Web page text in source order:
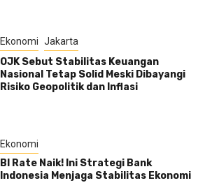
Ekonomi Jakarta
OJK Sebut Stabilitas Keuangan
Nasional Tetap Solid Meski Dibayangi
Risiko Geopolitik dan Inflasi
Ekonomi
BI Rate Naik! Ini Strategi Bank
Indonesia Menjaga Stabilitas Ekonomi